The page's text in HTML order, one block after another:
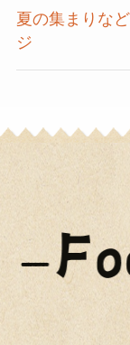
夏の集まりな
ジ